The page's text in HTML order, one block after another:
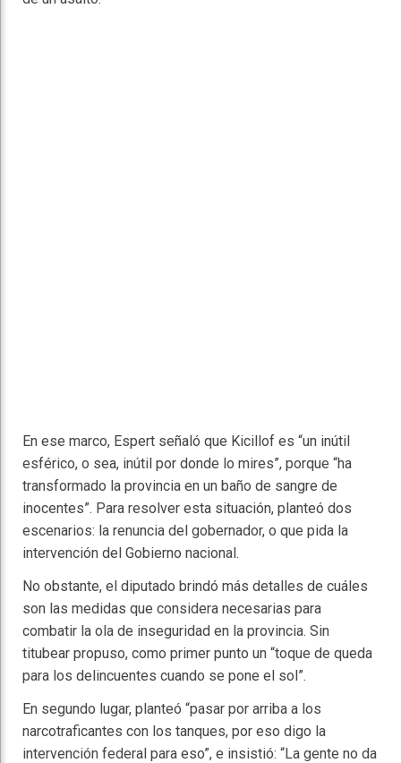
En ese marco, Espert señaló que Kicillof es “un inútil
esférico, o sea, inútil por donde lo mires”, porque “ha
transformado la provincia en un baño de sangre de
inocentes”. Para resolver esta situación, planteó dos
escenarios: la renuncia del gobernador, o que pida la
intervención del Gobierno nacional.
No obstante, el diputado brindó más detalles de cuáles
son las medidas que considera necesarias para
combatir la ola de inseguridad en la provincia. Sin
titubear propuso, como primer punto un “toque de queda
para los delincuentes cuando se pone el sol”.
En segundo lugar, planteó “pasar por arriba a los
narcotraficantes con los tanques, por eso digo la
intervención federal para eso”, e insistió: “La gente no da